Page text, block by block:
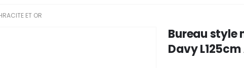
ET OR
Bureau style
Davy